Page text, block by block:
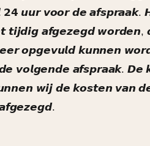
𝟮𝟰 𝙪𝙪𝙧 𝙫𝙤𝙤𝙧 𝙙𝙚
𝙩𝙞𝙟𝙙𝙞𝙜 𝙖𝙛𝙜𝙚𝙯𝙚𝙜𝙙
𝙤𝙥𝙜𝙚𝙫𝙪𝙡𝙙 𝙠𝙪𝙣𝙣𝙚𝙣
𝙫𝙤𝙡𝙜𝙚𝙣𝙙𝙚 𝙖𝙛𝙨𝙥𝙧𝙖𝙖𝙠. 𝘿𝙚
𝙬𝙞𝙟 𝙙𝙚 𝙠𝙤𝙨𝙩𝙚𝙣 𝙫𝙖𝙣 𝙙𝙚